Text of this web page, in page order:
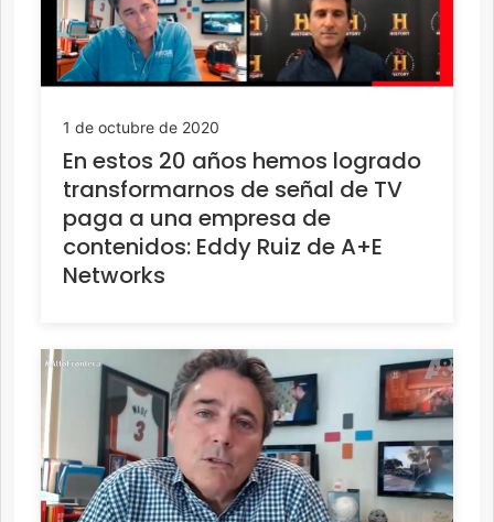
1 de octubre de 2020
En estos 20 años hemos logrado
transformarnos de señal de TV
paga a una empresa de
contenidos: Eddy Ruiz de A+E
Networks